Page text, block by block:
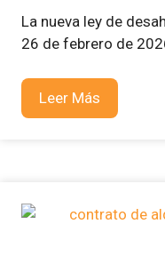
esto es lo
La nueva ley de
26 de febrero de
Leer Más